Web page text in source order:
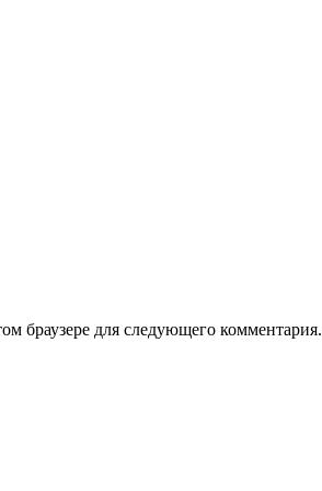
браузере для следующего комментария.